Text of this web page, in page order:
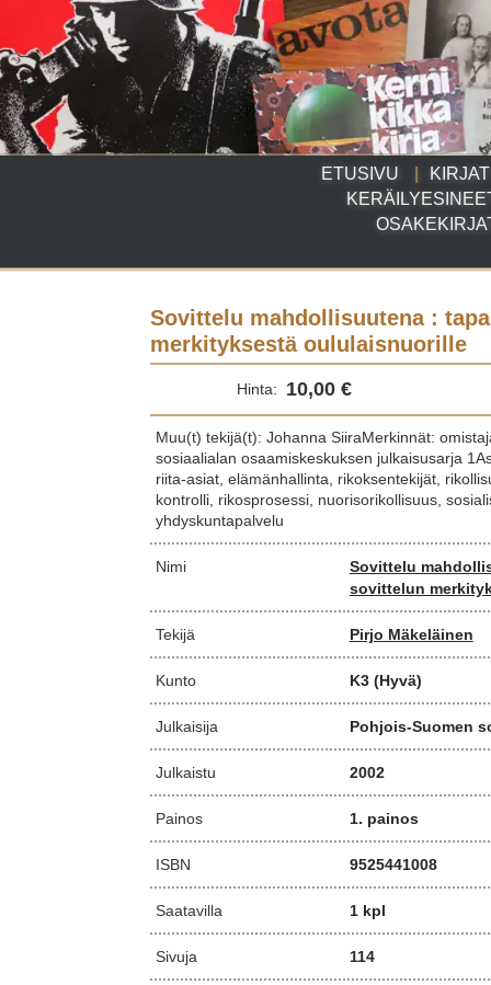
ETUSIVU KIRJAT
Sovittelu mahdollisuutena :
merkityksestä oululaisnuorille
Hinta: 10,00 €
Muu(t) tekijä(t): Johanna SiiraMerkinnät:
sosiaalialan osaamiskeskuksen julkaisusarja
riita-asiat, elämänhallinta, rikoksentekijät,
kontrolli, rikosprosessi, nuorisorikollisuus,
yhdyskuntapalvelu
Nimi
Sovittelu
sovittelun
Tekijä Pirjo Mäkeläinen
Kunto K3 (Hyvä)
Julkaisija Pohjois-Suomen
Julkaistu 2002
Painos 1. painos
ISBN 9525441008
Saatavilla 1 kpl
Sivuja 114